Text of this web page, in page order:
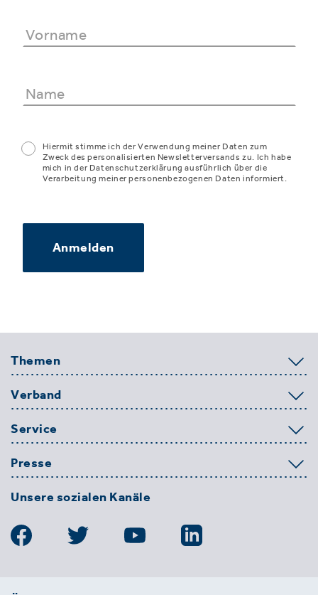
Hiermit stimme ich der Verwendung meiner Daten zum
Zweck des personalisierten Newsletterversands zu. Ich habe
mich in der Datenschutzerklärung ausführlich über die
Verarbeitung meiner personenbezogenen Daten informiert.
Anmelden
Themen
Verband
Service
Presse
Unsere sozialen Kanäle